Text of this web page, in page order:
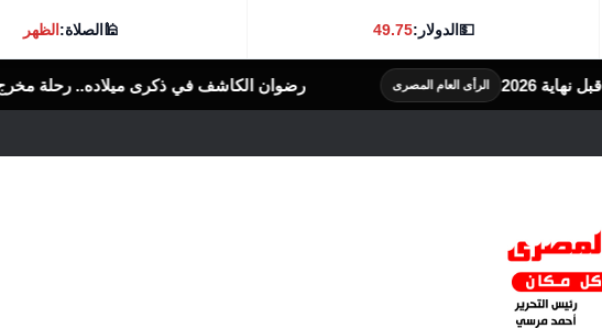
💵الدولار:49.75
🕌الصلاة:الظهر
المصرى رضوان الكاشف في ذكرى ميلاده.. رحلة مخرج صنع المجد بـ«عرق